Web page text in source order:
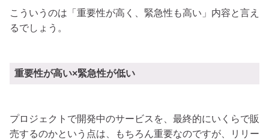
こういうのは「重要性が高く、緊急性も高い」内容と言え
るでしょう。
重要性が高い×緊急性が低い
プロジェクトで開発中のサービスを、最終的にいくらで販
売するのかという点は、もちろん重要なのですが、リリー